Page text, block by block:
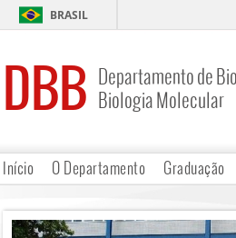
BRASIL
DBB Departamento de
Biologia Molecular
Início O Departamento Graduação